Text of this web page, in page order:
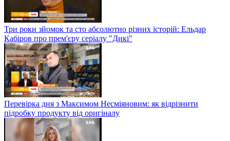
Три роки зйомок та сто абсолютно різних історій: Ельдар
Кабіров про прем'єру серіалу "Дикі"
Перевірка дня з Максимом Несміяновим: як відрізнити
підробку продукту від оригіналу